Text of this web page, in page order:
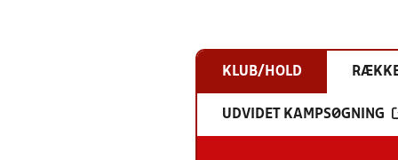
KLUB/HOLD
UDVIDET KAMPSØGNING